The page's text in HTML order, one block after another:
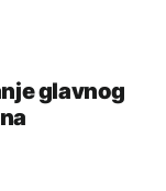
glavnog